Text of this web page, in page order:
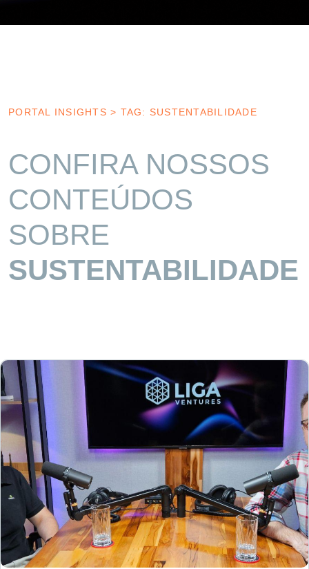
PORTAL INSIGHTS > TAG: SUSTENTABILIDADE
CONFIRA NOSSOS
CONTEÚDOS
SOBRE
SUSTENTABILIDADE